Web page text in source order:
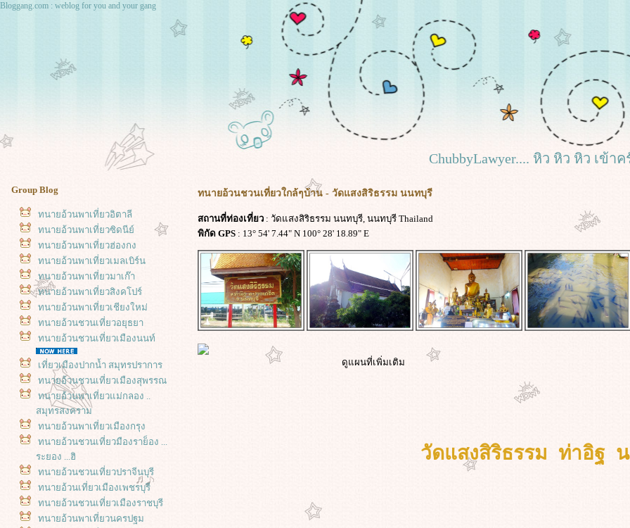
Bloggang.com : weblog for you and your gang
ChubbyLawyer.... หิว หิว หิว เข้า
Group Blog
ทนายอ้วนพาเที่ยวอิตาลี
ทนายอ้วนพาเที่ยวซิดนีย์
ทนายอ้วนพาเที่ยวฮ่องกง
ทนายอ้วนพาเที่ยวเมลเบิร์น
ทนายอ้วนพาเที่ยวมาเก๊า
ทนายอ้วนพาเที่ยวสิงคโปร์
ทนายอ้วนพาเที่ยวเชียงใหม่
ทนายอ้วนชวนเที่ยวอยุธยา
ทนายอ้วนชวนเที่ยวเมืองนนท์
เที่ยวเมืองปากน้ำ สมุทรปราการ
ทนายอ้วนชวนเที่ยวเมืองสุพรรณ
ทนายอ้วนพาเที่ยวแม่กลอง ..
สมุทรสงคราม
ทนายอ้วนพาเที่ยวเมืองกรุง
ทนายอ้วนชวนเที่ยวมืองราย็อง ...
ระยอง ...ฮิ
ทนายอ้วนชวนเที่ยวปราจีนบุรี
ทนายอ้วนเที่ยวเมืองเพชรบุรี
ทนายอ้วนชวนเที่ยวเมืองราชบุรี
ทนายอ้วนพาเที่ยวนครปฐม
ทนายอ้วนชวนเที่ยวใกล้ๆบ้าน - วัดแสงสิริธรรม นนทบุรี
สถานที่ท่องเที่ยว : วัดแสงสิริธรรม นนทบุรี, นนทบุรี Thailand
พิกัด GPS : 13° 54' 7.44" N 100° 28' 18.89" E
ดูแผนที่เพิ่มเติม
วัดแสงสิริธรรม ท่าอิฐ